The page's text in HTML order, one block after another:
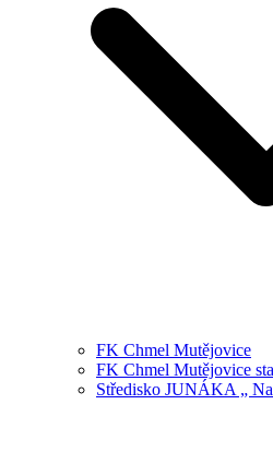
FK Chmel Mutějovice
FK Chmel Mutějovice
Středisko JUNÁKA „